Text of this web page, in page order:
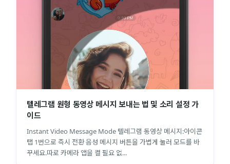
텔레그램 원형 동영상 메시지 보내는 법 및 소리 설정 가
이드
Instant Video Message Mode 텔레그램 동영상 메시지:아이콘
탭 1번으로 즉시 전환 음성 메시지 버튼을 가볍게 눌러 모드를 바
꾸세요.따로 카메라 앱을 켤 필요 없...